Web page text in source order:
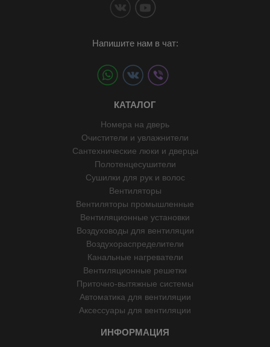
Напишите нам в чат:
КАТАЛОГ
Номера на дверь
Очистители и увлажнители
Сантехнические люки и дверцы
Полотенцесушители
Сушилки для рук и волос
Вентиляторы
Вентиляторы промышленные
Вентиляционные установки
Воздуховоды для вентиляции
Воздухораспределители
Канальные нагреватели
Вентиляционные решетки
Приточно-вытяжные системы
Автоматика для вентиляции
Аксессуары для вентиляции
ИНФОРМАЦИЯ